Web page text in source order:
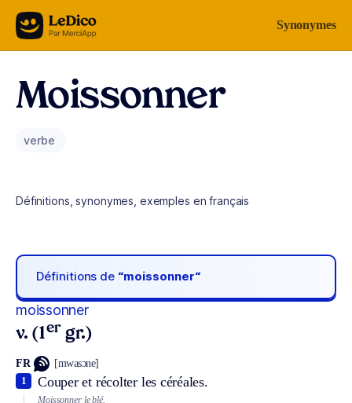
Aller au contenu Synonymes
Moissonner
verbe
Définitions, synonymes, exemples en français
Définitions de “moissonner“
moissonner
v. (1er gr.)
FR [mwasɔne]
Couper et récolter les céréales.
1
Moissonner le blé.